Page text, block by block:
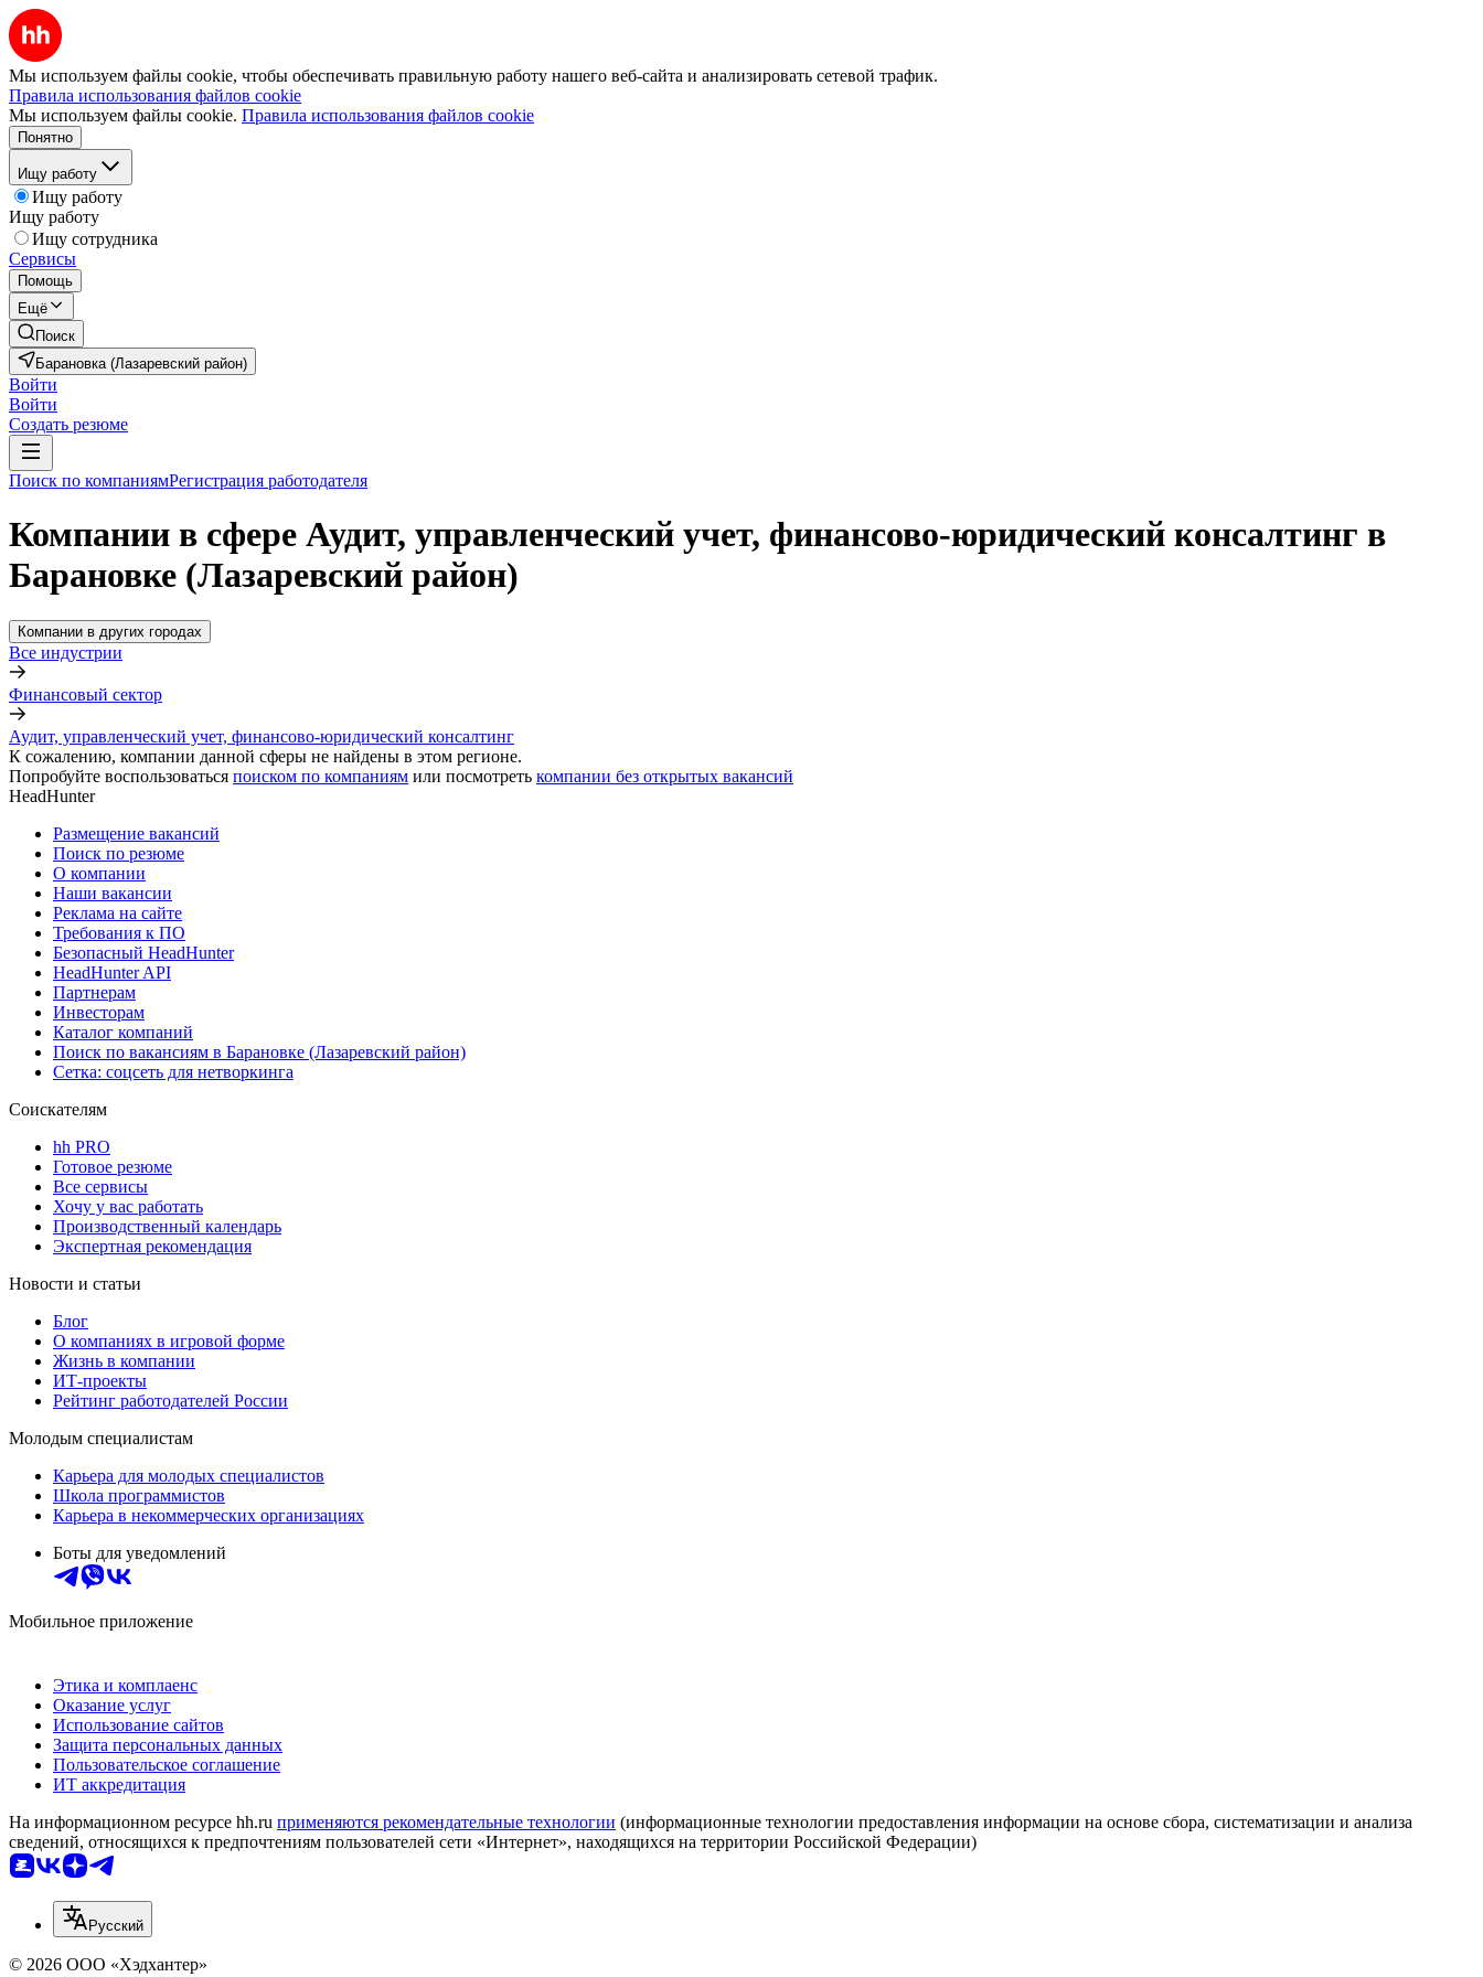
Мы используем файлы cookie, чтобы обеспечивать правильную работу нашего веб-сайта и анализировать сетевой трафик.
Правила использования файлов cookie
Мы используем файлы cookie. Правила использования файлов cookie
Понятно
Ищу работу
Ищу работу
Ищу работу
Ищу сотрудника
Сервисы
Помощь
Ещё
Поиск
Барановка (Лазаревский район)
Войти
Войти
Создать резюме
Поиск по компаниямРегистрация работодателя
Компании в сфере Аудит, управленческий учет, финансово-юридический консалтинг в
Барановке (Лазаревский район)
Компании в других городах
Все индустрии
Финансовый сектор
Аудит, управленческий учет, финансово-юридический консалтинг
К сожалению, компании данной сферы не найдены в этом регионе.
Попробуйте воспользоваться поиском по компаниям или посмотреть компании без открытых вакансий
HeadHunter
Размещение вакансий
Поиск по резюме
О компании
Наши вакансии
Реклама на сайте
Требования к ПО
Безопасный HeadHunter
HeadHunter API
Партнерам
Инвесторам
Каталог компаний
Поиск по вакансиям в Барановке (Лазаревский район)
Сетка: соцсеть для нетворкинга
Соискателям
hh PRO
Готовое резюме
Все сервисы
Хочу у вас работать
Производственный календарь
Экспертная рекомендация
Новости и статьи
Блог
О компаниях в игровой форме
Жизнь в компании
ИТ-проекты
Рейтинг работодателей России
Молодым специалистам
Карьера для молодых специалистов
Школа программистов
Карьера в некоммерческих организациях
Боты для уведомлений
Мобильное приложение
Этика и комплаенс
Оказание услуг
Использование сайтов
Защита персональных данных
Пользовательское соглашение
ИТ аккредитация
На информационном ресурсе hh.ru применяются рекомендательные технологии (информационные технологии предоставления информации на основе сбора, систематизации и анализа
сведений, относящихся к предпочтениям пользователей сети «Интернет», находящихся на территории Российской Федерации)
Русский
© 2026 ООО «Хэдхантер»